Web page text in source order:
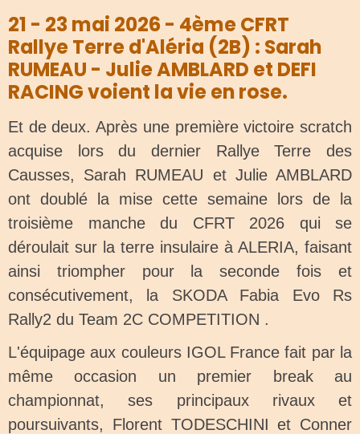
21 - 23 mai 2026 - 4ème CFRT
Rallye Terre d'Aléria (2B) : Sarah
RUMEAU - Julie AMBLARD et DEFI
RACING voient la vie en rose.
Et de deux. Après une première victoire scratch
acquise lors du dernier Rallye Terre des
Causses, Sarah RUMEAU et Julie AMBLARD
ont doublé la mise cette semaine lors de la
troisième manche du CFRT 2026 qui se
déroulait sur la terre insulaire à ALERIA, faisant
ainsi triompher pour la seconde fois et
consécutivement, la SKODA Fabia Evo Rs
Rally2 du Team 2C COMPETITION .
L'équipageaux couleurs IGOL France fait par la
même occasion un premier break au
championnat, ses principaux rivaux et
poursuivants, Florent TODESCHINI et Conner